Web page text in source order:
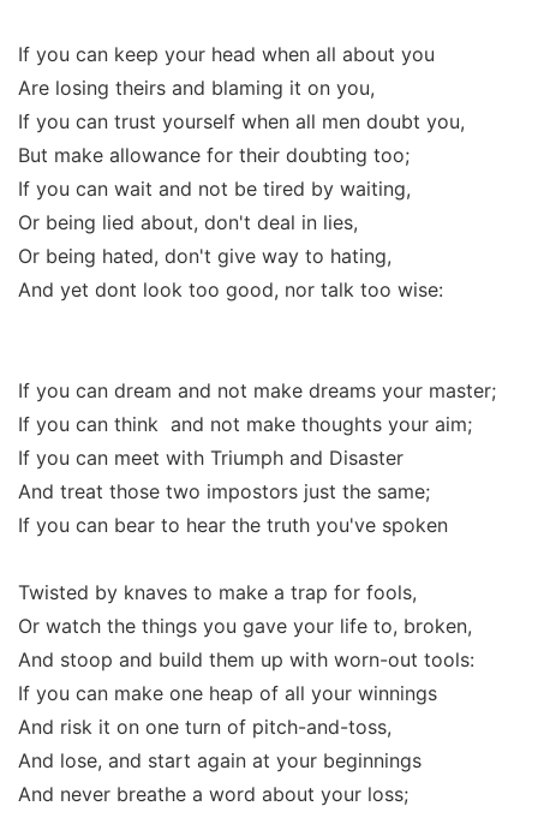
If you can keep your head when all about you
Are losing theirs and blaming it on you,
If you can trust yourself when all men doubt you,
But make allowance for their doubting too;
If you can wait and not be tired by waiting,
Or being lied about, don't deal in lies,
Or being hated, don't give way to hating,
And yet dont look too good, nor talk too wise:
If you can dream and not make dreams your master;
If you can think and not make thoughts your aim;
If you can meet with Triumph and Disaster
And treat those two impostors just the same;
If you can bear to hear the truth you've spoken
Twisted by knaves to make a trap for fools,
Or watch the things you gave your life to, broken,
And stoop and build them up with worn-out tools:
If you can make one heap of all your winnings
And risk it on one turn of pitch-and-toss,
And lose, and start again at your beginnings
And never breathe a word about your loss;